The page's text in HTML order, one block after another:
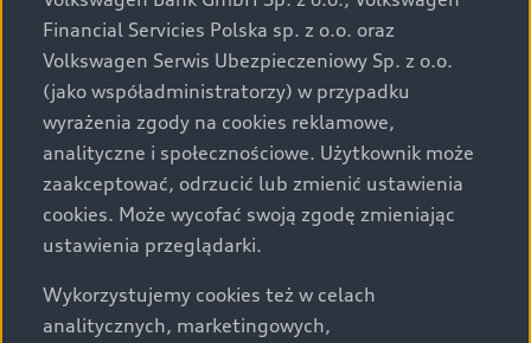
za dopłatą. Wiążące ustalenie ceny, wyposażenia i
specyfikacji pojazdu następują w umowie sprzedaży, a
określenie parametrów technicznych zawiera
świadectwo homologacji typu pojazdu. Zastrzegamy
sobie prawo do zmian i pomyłek. Wszelkie informacje
prezentowane na stronie są aktualne na dzień ich
zamieszczania. W celu uzyskania najnowszych
informacji prosimy kontaktować się z Partnerem Marki
Audi.
Wszystkie produkowane obecnie samochody marki Audi
są wykonywane z materiałów spełniających pod
Financial Servicies Polska sp. z o.o. oraz
Volkswagen Serwis Ubezpieczeniowy Sp. z o.o.
(jako współadministratorzy) w przypadku
wyrażenia zgody na cookies reklamowe,
analityczne i społecznościowe. Użytkownik może
zaakceptować, odrzucić lub zmienić ustawienia
cookies. Może wycofać swoją zgodę zmieniając
ustawienia przeglądarki.
Wykorzystujemy cookies też w celach
analitycznych, marketingowych,